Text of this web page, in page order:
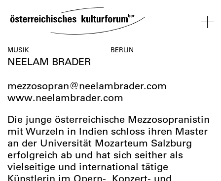
TO
VERANSTALTUNGEN KOSMOS BESUCH
UNS
MUSIK
NEELAM BRADER
BERLIN
mezzosopran@neelambrader.com
www.neelambrader.com
Die junge österreichische Mezzosopranistin
mit Wurzeln in Indien schloss ihren Master
an der Universität Mozarteum Salzburg
erfolgreich ab und hat sich seither als
vielseitige und international tätige
Künstlerin im Opern-, Konzert- und